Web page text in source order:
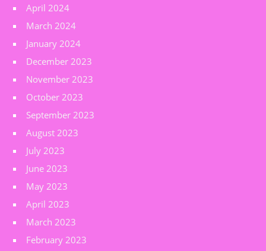
April 2024
March 2024
January 2024
December 2023
November 2023
October 2023
September 2023
August 2023
July 2023
June 2023
May 2023
April 2023
March 2023
February 2023